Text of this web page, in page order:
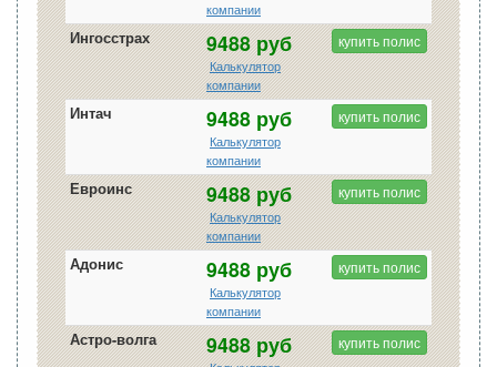
компании
Ингосстрах 9488 руб
Калькулятор
компании
купить полис
Интач 9488 руб
Калькулятор
компании
купить полис
Евроинс 9488 руб
Калькулятор
компании
купить полис
Адонис 9488 руб
Калькулятор
компании
купить полис
Астро-волга 9488 руб купить полис